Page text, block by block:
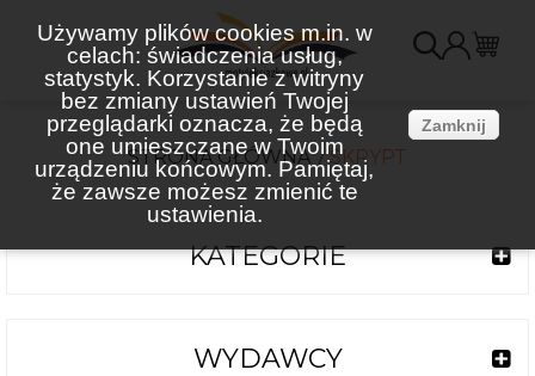
Używamy plików cookies m.in. w
celach: świadczenia usług,
statystyk. Korzystanie z witryny
bez zmiany ustawień Twojej
przeglądarki oznacza, że będą
one umieszczane w Twoim
urządzeniu końcowym. Pamiętaj,
że zawsze możesz zmienić te
ustawienia.
Zamknij
STRONA GŁÓWNA SKRYPT
KATEGORIE
WYDAWCY